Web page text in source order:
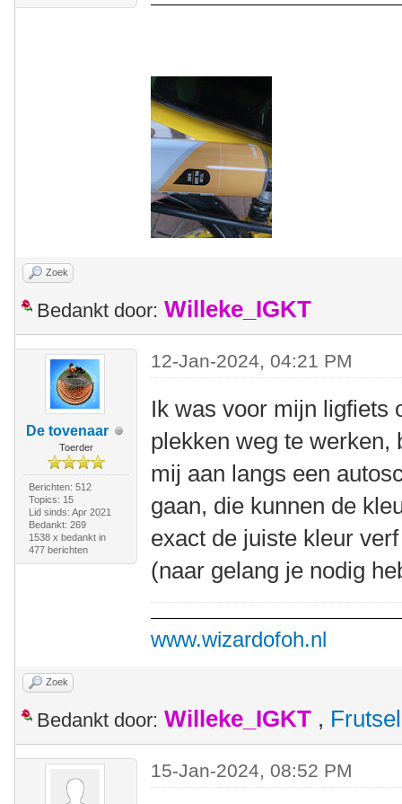
Zoek
Bedankt door: Willeke_IGKT
De tovenaar
Toerder
Berichten: 512
Topics: 15
Lid sinds: Apr 2021
Bedankt: 269
1538 x bedankt in
477 berichten
12-Jan-2024, 04:21 PM
Ik was voor mijn ligfiets
plekken weg te werken,
mij aan langs een
gaan, die kunnen de
exact de juiste kleur
(naar gelang je nodig
www.wizardofoh.nl
Zoek
Bedankt door: Willeke_IGKT , Frutsel
15-Jan-2024, 08:52 PM